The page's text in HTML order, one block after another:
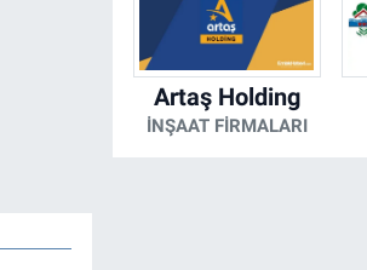
Artaş Holding
İNŞAAT FIRMALARI